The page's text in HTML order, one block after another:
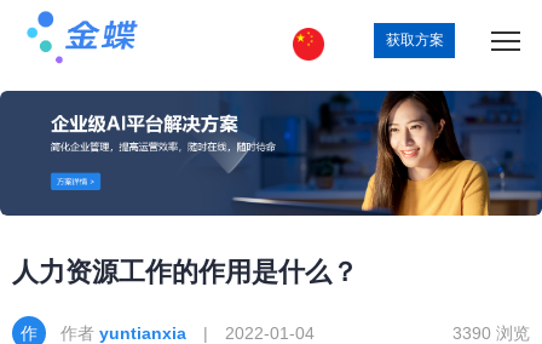
获取方案
人力资源工作的作用是什么？
作者 yuntianxia | 2022-01-04 3390 浏览